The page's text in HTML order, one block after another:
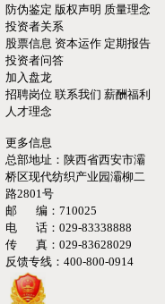
防伪鉴定 版权声明 质量理念
投资者关系
股票信息 资本运作 定期报告
投资者问答
加入盘龙
招聘岗位 联系我们 薪酬福利
人才理念
更多信息
总部地址： 陕西省西安市灞
桥区现代纺织产业园灞柳二
路2801号
邮 编： 710025
电 话： 029-83338888
传 真： 029-83628029
反馈专线： 400-800-0914